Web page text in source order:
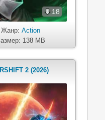
18
Жанр: Action
138 MB
2 (2026)